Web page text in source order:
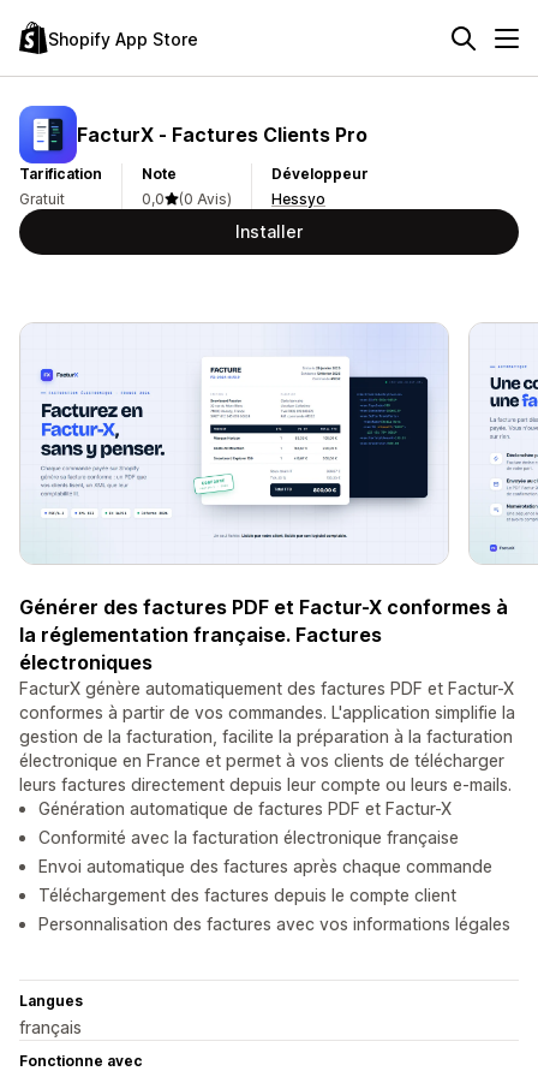
Shopify App Store
FacturX ‑ Factures Clients Pro
Tarification
Gratuit
Note
0,0
(0 Avis)
Développeur
Hessyo
Installer
Générer des factures PDF et Factur-X conformes à
la réglementation française. Factures
électroniques
FacturX génère automatiquement des factures PDF et Factur-X
conformes à partir de vos commandes. L'application simplifie la
gestion de la facturation, facilite la préparation à la facturation
électronique en France et permet à vos clients de télécharger
leurs factures directement depuis leur compte ou leurs e-mails.
Génération automatique de factures PDF et Factur-X
Conformité avec la facturation électronique française
Envoi automatique des factures après chaque commande
Téléchargement des factures depuis le compte client
Personnalisation des factures avec vos informations légales
Langues
français
Fonctionne avec